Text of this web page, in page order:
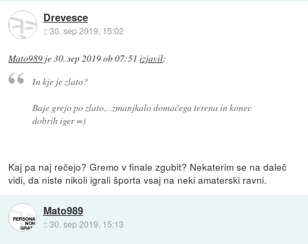
Drevesce
::30. sep 2019, 15:02
Mato989 je30. sep 2019 ob 07:51 izjavil:
In kje je zlato?
Baje grejo po zlato.. .zmanjkalo domačega terena in konec
dobrih iger =)
Kaj pa naj rečejo? Gremo v finale zgubit? Nekaterim se na daleč
vidi, da niste nikoli igrali športa vsaj na neki amaterski ravni.
Mato989
::30. sep 2019, 15:13